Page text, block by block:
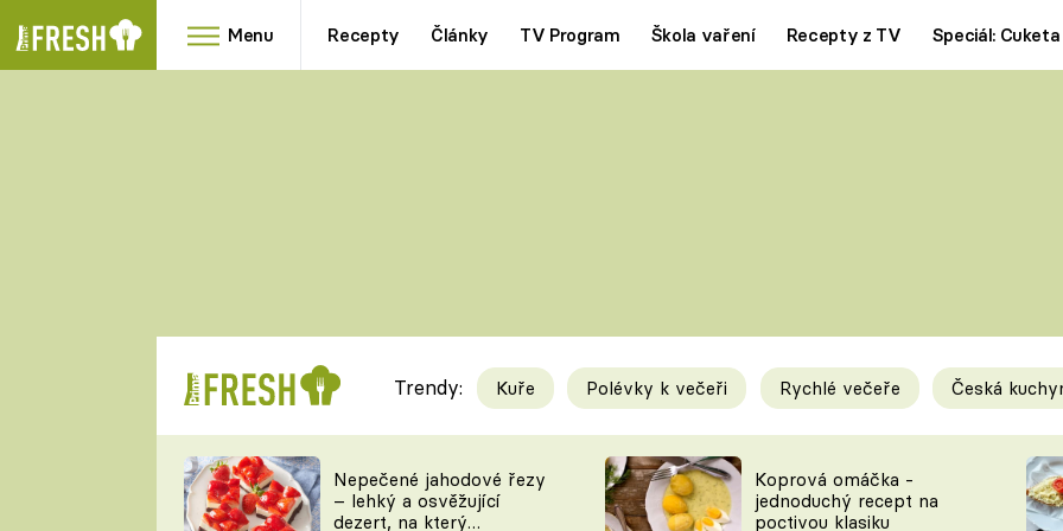
Menu Recepty Články TV Program Škola vaření Recepty z TV Speciál: Cuketa
RYCHLOVKY
Videorecepty
TEĎ VAŘÍ ŠÉF!
Tipy a triky
KAM ZA JÍDLEM
Trendy: Kuře Polévky k večeři Rychlé večeře Česká
Nepečené jahodové řezy
– lehký a osvěžující
dezert, na který
Koprová omáčka -
jednoduchý recept na
poctivou klasiku